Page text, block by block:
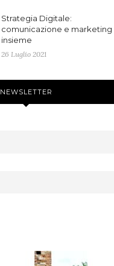
Strategia Digitale:
comunicazione e marketing
insieme
26 Luglio 2021
NEWSLETTER